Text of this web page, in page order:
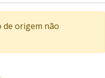
de origem não